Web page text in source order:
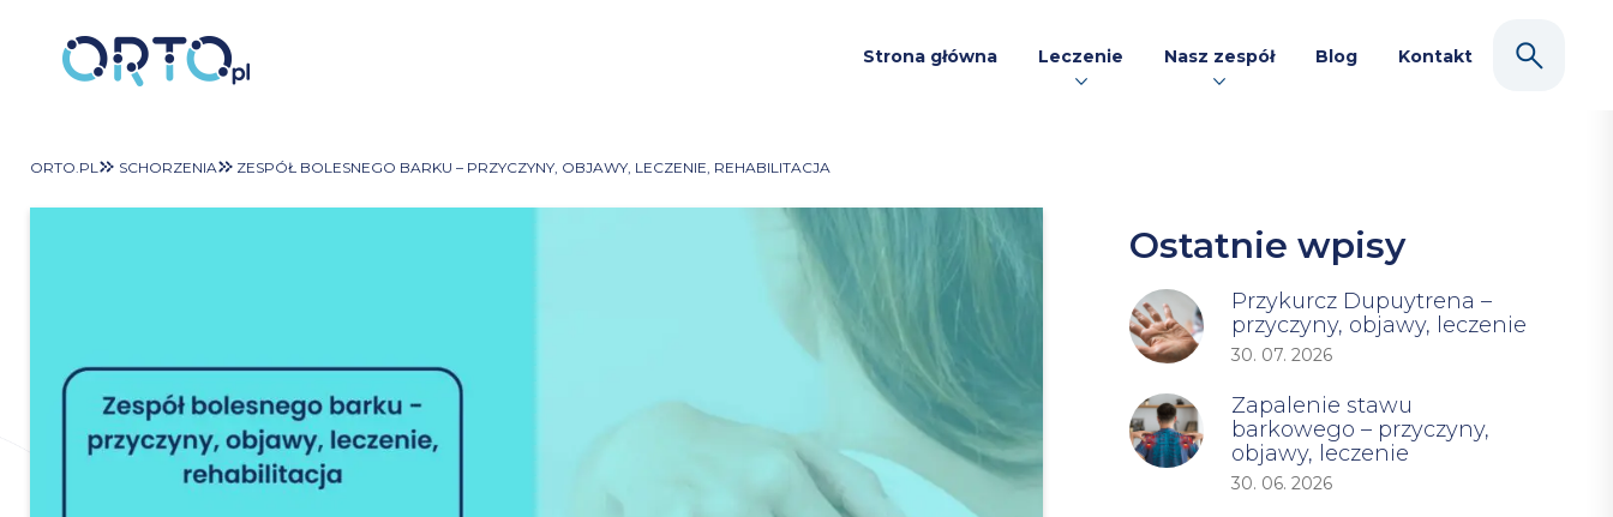
Strona główna Leczenie Nasz zespół Blog Kontakt
ORTO.PL SCHORZENIA ZESPÓŁ BOLESNEGO BARKU – PRZYCZYNY, OBJAWY, LECZENIE, REHABILITACJA
Ostatnie wpisy
Przykurcz Dupuytrena –
przyczyny, objawy, leczenie
30. 07. 2026
Zapalenie stawu
barkowego – przyczyny,
objawy, leczenie
30. 06. 2026